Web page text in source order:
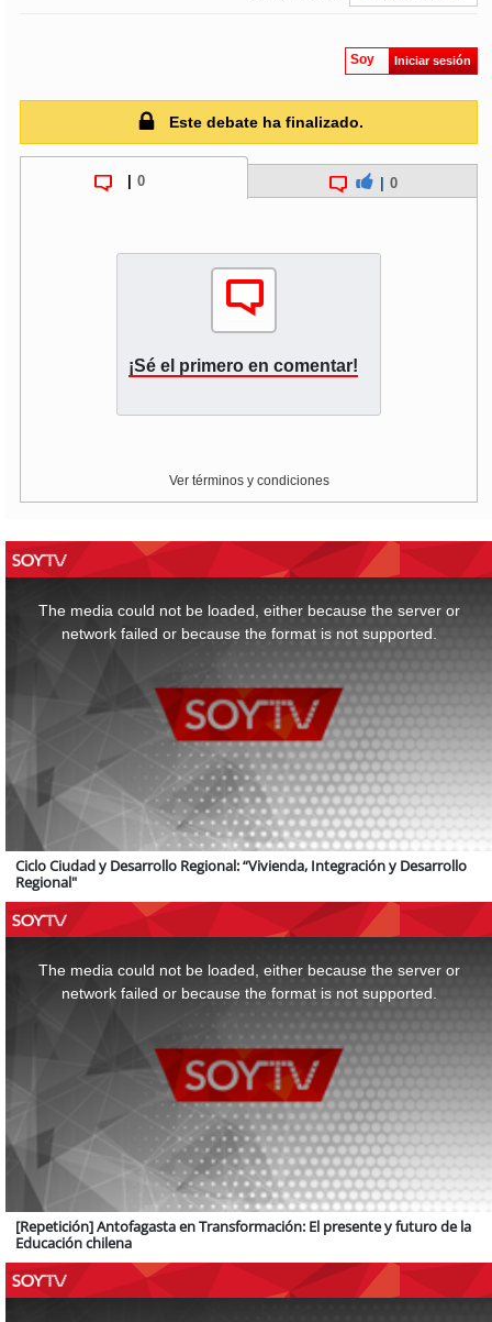
Soy Iniciar sesión
Este debate ha finalizado.
0 0
¡Sé el primero en comentar!
Ver términos y condiciones
The media could not be loaded, either because the server or
network failed or because the format is not supported.
Ciclo Ciudad y Desarrollo Regional: “Vivienda, Integración y Desarrollo
Regional"
The media could not be loaded, either because the server or
network failed or because the format is not supported.
[Repetición] Antofagasta en Transformación: El presente y futuro de la
Educación chilena